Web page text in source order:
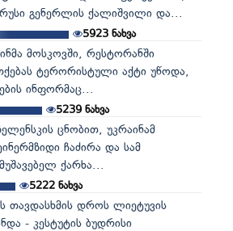
გენერლის ქალიშვილი და...
5923 ნახვა
მოსკოვში, რესტორანში
ტერორისტული აქტი უწოდა,
ინფორმაც...
5239ნახვა
ცნობით, უკრაინამ
ჩაძირა და სამ
ქარხა...
5222ნახვა
თავდასხმის დროს ლიეტუვის
- კესტუტის ბუდრისი